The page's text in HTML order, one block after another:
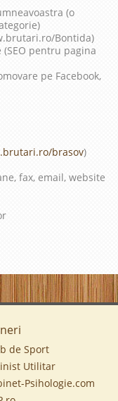
(o
Bontida)
pentru pagina
pe Facebook,
brasov)
fax, email, website
de Sport
Utilitar
Psihologie.com